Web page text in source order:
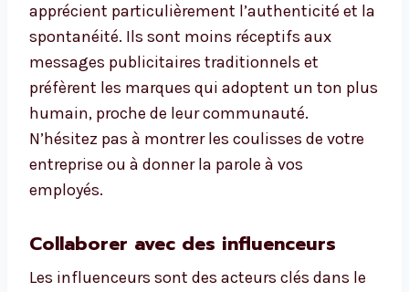
apprécient particulièrement l’authenticité et la
spontanéité. Ils sont moins réceptifs aux
messages publicitaires traditionnels et
préfèrent les marques qui adoptent un ton plus
humain, proche de leur communauté.
N’hésitez pas à montrer les coulisses de votre
entreprise ou à donner la parole à vos
employés.
Collaborer avec des influenceurs
Les influenceurs sont des acteurs clés dans le